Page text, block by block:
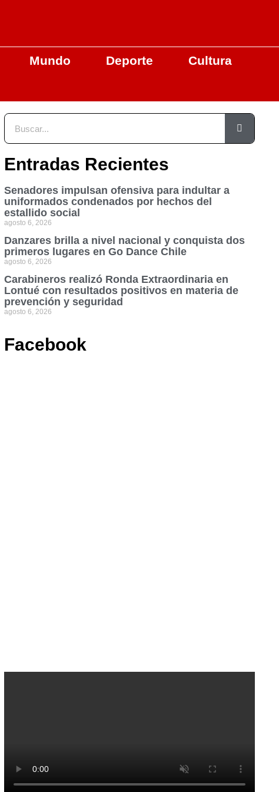
Mundo Deporte
Cultura
Entradas Recientes
Senadores impulsan ofensiva para indultar a
uniformados condenados por hechos del
estallido social
agosto 6, 2026
Danzares brilla a nivel nacional y conquista dos
primeros lugares en Go Dance Chile
agosto 6, 2026
Carabineros realizó Ronda Extraordinaria en
Lontué con resultados positivos en materia de
prevención y seguridad
agosto 6, 2026
Facebook